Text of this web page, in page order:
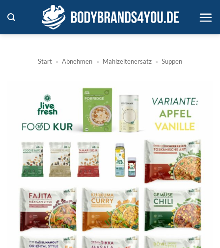
Inhalt
springen
Start » Abnehmen » Mahlzeitenersatz » Suppen